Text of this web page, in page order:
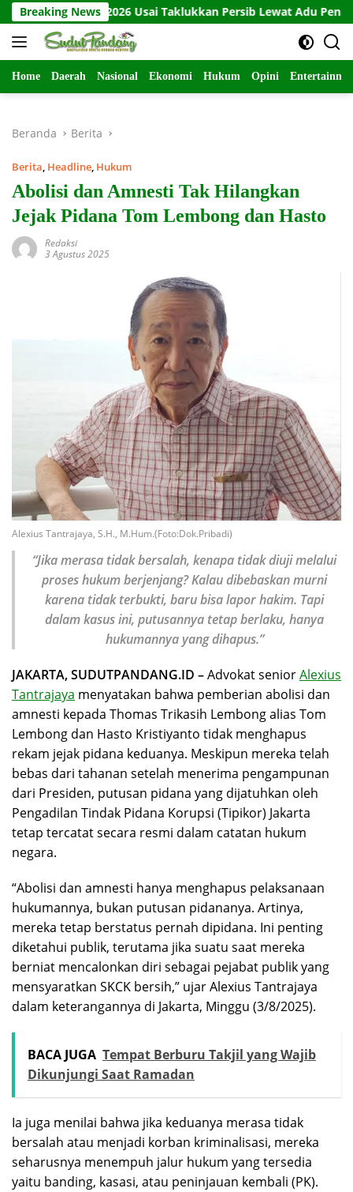
Langsung
ke
konten
Breaking News
2026 Usai Taklukkan Persib Lewat Adu Penalti
Home Daerah Nasional Ekonomi Hukum Opini
Beranda Berita
Berita, Headline, Hukum
Abolisi dan Amnesti Tak Hilangkan
Jejak Pidana Tom Lembong dan Hasto
Redaksi
3 Agustus 2025
Alexius Tantrajaya, S.H., M.Hum.(Foto:Dok.Pribadi)
“Jika merasa tidak bersalah, kenapa tidak diuji melalui
proses hukum berjenjang? Kalau dibebaskan murni
karena tidak terbukti, baru bisa lapor hakim. Tapi
dalam kasus ini, putusannya tetap berlaku, hanya
hukumannya yang dihapus.”
JAKARTA, SUDUTPANDANG.ID –Advokat seniorAlexius
Tantrajaya menyatakan bahwa pemberian abolisi dan
amnesti kepada Thomas Trikasih Lembong alias Tom
Lembong dan Hasto Kristiyanto tidak menghapus
rekam jejak pidana keduanya. Meskipun mereka telah
bebas dari tahanan setelah menerima pengampunan
dari Presiden, putusan pidana yang dijatuhkan oleh
Pengadilan Tindak Pidana Korupsi (Tipikor) Jakarta
tetap tercatat secara resmi dalam catatan hukum
negara.
“Abolisi dan amnesti hanya menghapus pelaksanaan
hukumannya, bukan putusan pidananya. Artinya,
mereka tetap berstatus pernah dipidana. Ini penting
diketahui publik, terutama jika suatu saat mereka
berniat mencalonkan diri sebagai pejabat publik yang
mensyaratkan SKCK bersih,” ujar Alexius Tantrajaya
dalam keterangannya di Jakarta, Minggu (3/8/2025).
BACA JUGA Tempat Berburu Takjil yang Wajib
Dikunjungi Saat Ramadan
Ia juga menilai bahwa jika keduanya merasa tidak
bersalah atau menjadi korban kriminalisasi, mereka
seharusnya menempuh jalur hukum yang tersedia
yaitu banding, kasasi, atau peninjauan kembali (PK).